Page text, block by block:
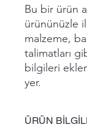
Bu bir ürün
ürününüzle
malzeme,
talimatları
bilgileri
yer.
ÜRÜN